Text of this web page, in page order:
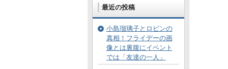
最近の投稿
小島瑠璃子とロビンの
真相！フライデーの画
像とは裏腹にイベント
では「友達の一人」